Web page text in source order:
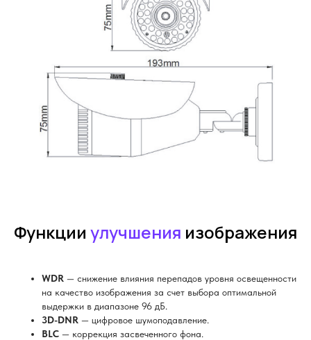
Функции улучшения изображения
WDR — снижение влияния перепадов уровня освещенности
на качество изображения за счет выбора оптимальной
выдержки в диапазоне 96 дБ.
3D-DNR — цифровое шумоподавление.
BLC — коррекция засвеченного фона.